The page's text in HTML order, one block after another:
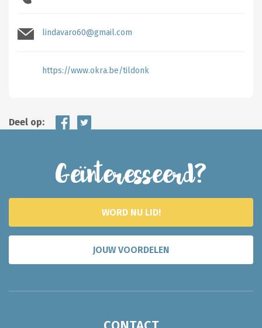
lindavaro60@gmail.com
https://www.okra.be/tildonk
Deel op:
Geïnteresseerd?
WORD NU LID!
JOUW VOORDELEN